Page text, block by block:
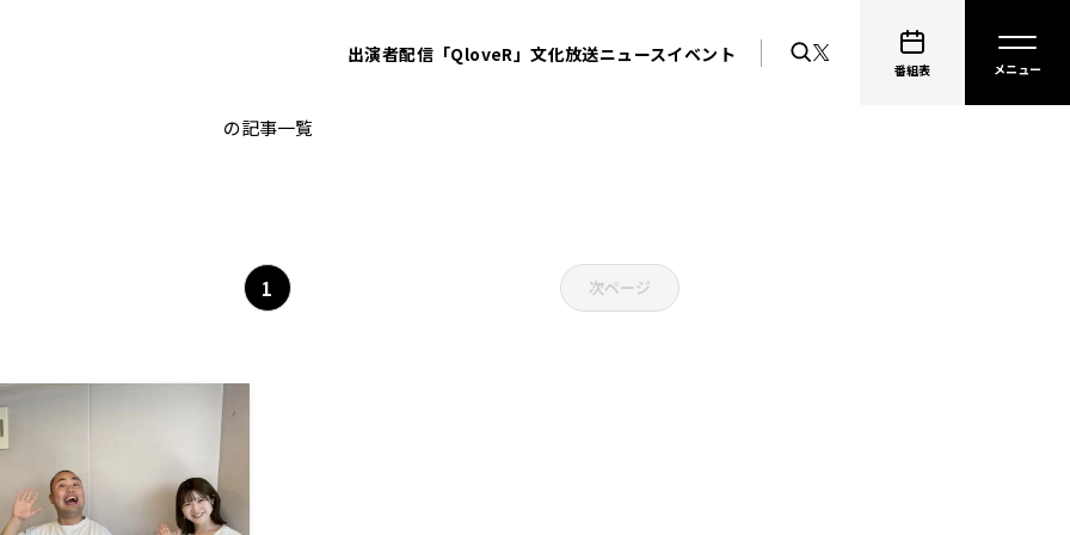
出演者配信「QloveR」文化放送ニュースイベント
番組表
の記事一覧
1 次ページ